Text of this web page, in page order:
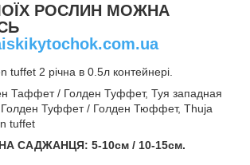
РОСЛИН МОЖНА
tuffet 2 річна в 0.5л контейнері.
Таффет / Голден Туффет, Туя западная
Туффет / Голден Тюффет, Thuja
tuffet
САДЖАНЦЯ: 5-10см / 10-15см.